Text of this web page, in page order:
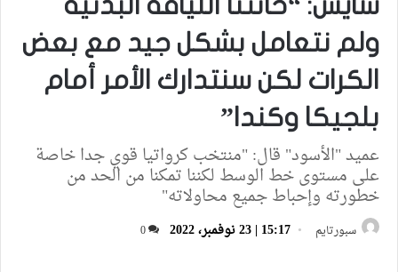
ولم نتعامل بشكل جيد مع بعض
الكرات لكن سنتدارك الأمر أمام
بلجيكا وكندا”
عميد "الأسود" قال: "منتخب كرواتيا قوي جدا خاصة
على مستوى خط الوسط لكننا تمكنا من الحد من
خطورته وإحباط جميع محاولاته"
سبورتايم 15:17 | 23 نوفمبر، 2022 0